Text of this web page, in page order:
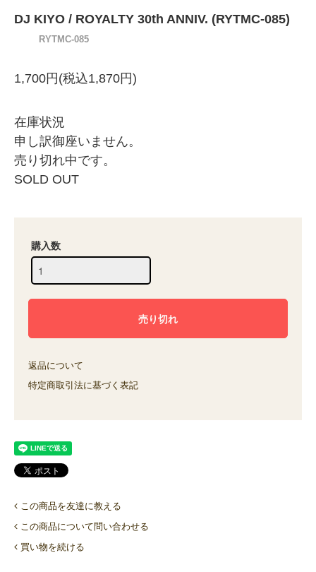
DJ KIYO / ROYALTY 30th ANNIV. (RYTMC-085)
RYTMC-085
1,700円(税込1,870円)
在庫状況
申し訳御座いません。
売り切れ中です。
SOLD OUT
購入数
返品について
特定商取引法に基づく表記
この商品を友達に教える
この商品について問い合わせる
買い物を続ける